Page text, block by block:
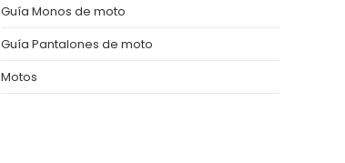
Guía Monos de moto
Guía Pantalones de moto
Motos